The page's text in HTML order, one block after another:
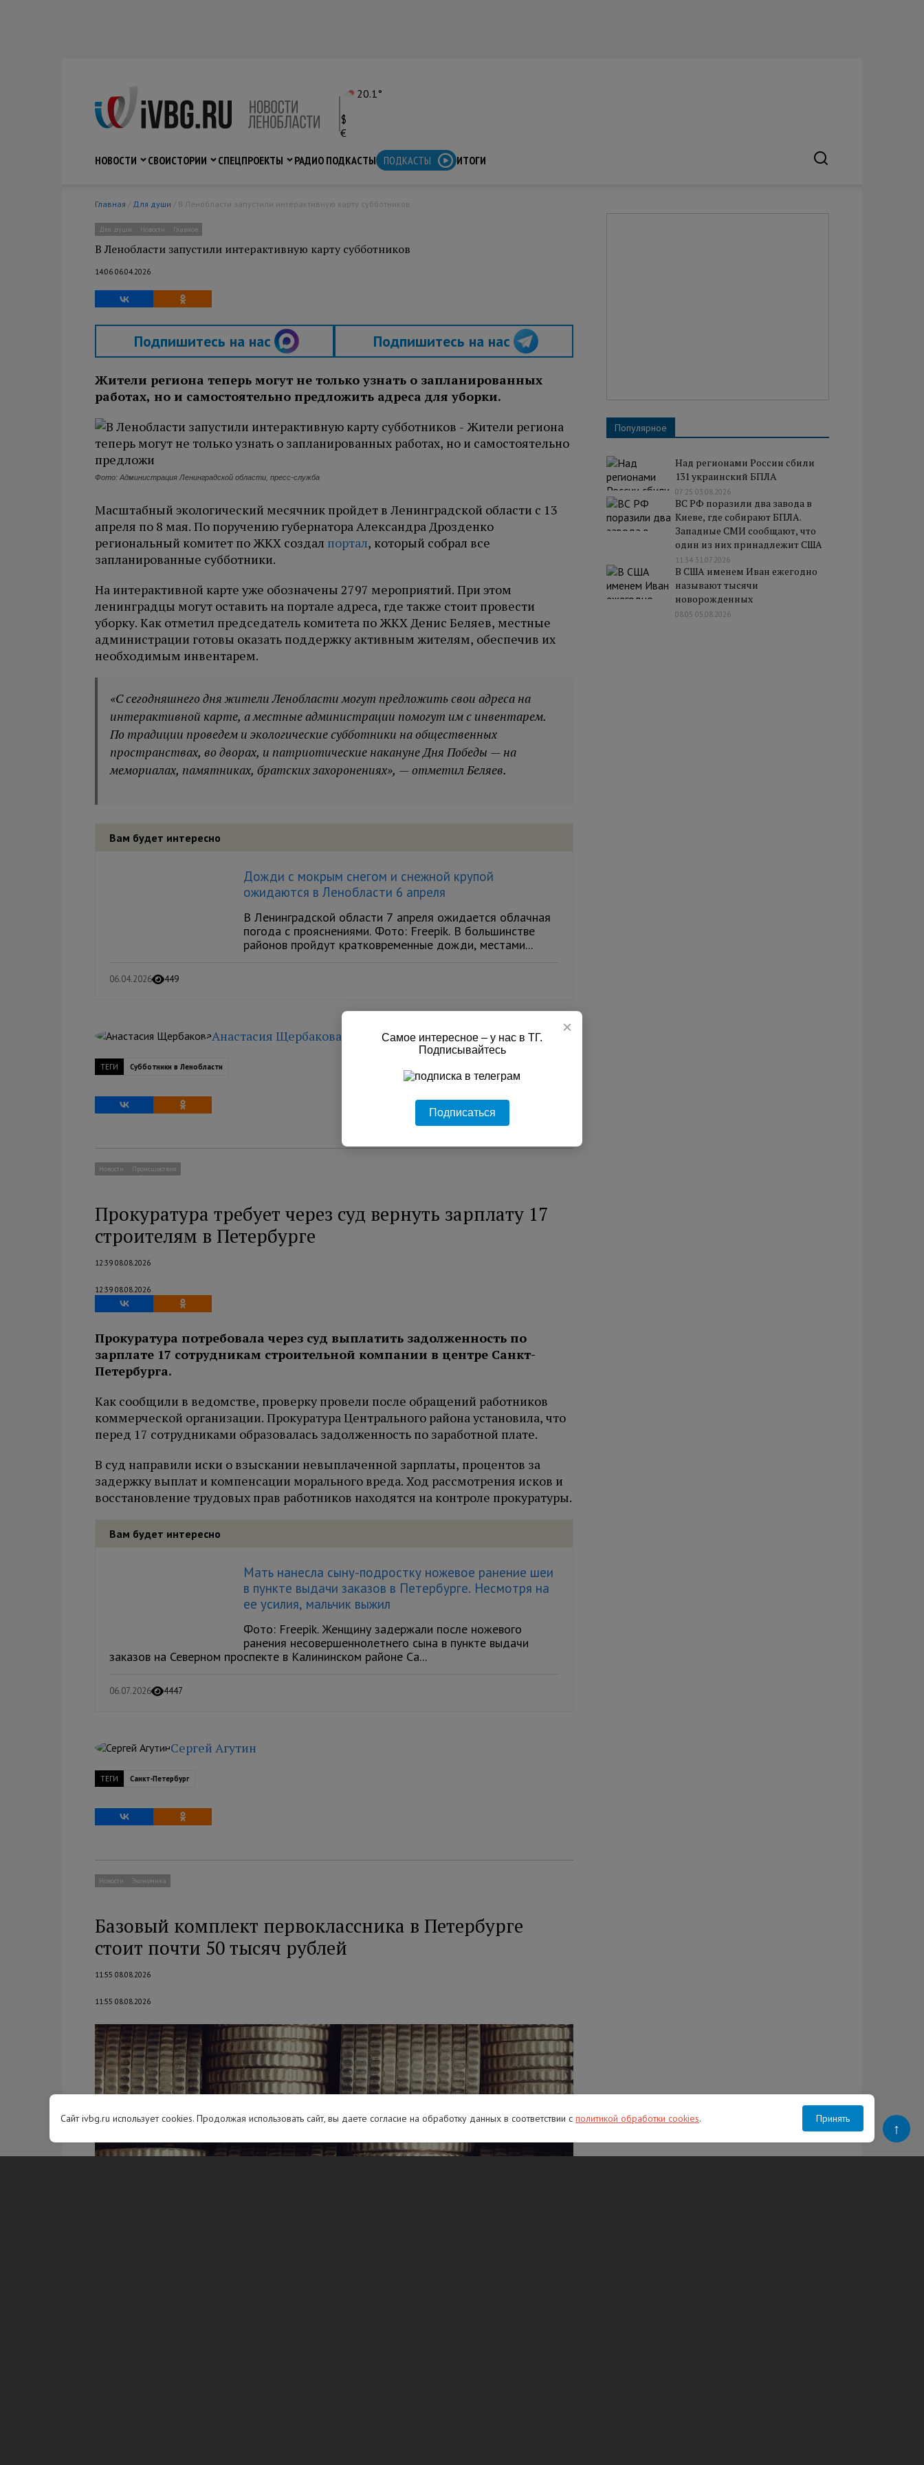
20.1°
$
€
НОВОСТИ
СВОИСТОРИИ СПЕЦПРОЕКТЫ РАДИО ПОДКАСТЫ ПОДКАСТЫ ИТОГИ
Главная / Для души / В Ленобласти запустили интерактивную карту субботников
Для души Новости Главное
В Ленобласти запустили интерактивную карту субботников
14:06 06.04.2026
Подпишитесь на нас Подпишитесь на нас
Жители региона теперь могут не только узнать о запланированных
работах, но и самостоятельно предложить адреса для уборки.
Фото: Администрация Ленинградской области, пресс-служба
Масштабный экологический месячник пройдет в Ленинградской области с 13
апреля по 8 мая. По поручению губернатора Александра Дрозденко
региональный комитет по ЖКХ создал портал, который собрал все
запланированные субботники.
На интерактивной карте уже обозначены 2797 мероприятий. При этом
ленинградцы могут оставить на портале адреса, где также стоит провести
уборку. Как отметил председатель комитета по ЖКХ Денис Беляев, местные
администрации готовы оказать поддержку активным жителям, обеспечив их
необходимым инвентарем.
«С сегодняшнего дня жители Ленобласти могут предложить свои адреса на
интерактивной карте, а местные администрации помогут им с инвентарем.
По традиции проведем и экологические субботники на общественных
пространствах, во дворах, и патриотические накануне Дня Победы — на
мемориалах, памятниках, братских захоронениях», — отметил Беляев.
Вам будет интересно
Дожди с мокрым снегом и снежной крупой
ожидаются в Ленобласти 6 апреля
В Ленинградской области 7 апреля ожидается облачная
погода с прояснениями. Фото: Freepik. В большинстве
районов пройдут кратковременные дожди, местами...
06.04.2026 449
Анастасия Щербакова
ТЕГИ Субботники в Ленобласти
Новости Происшествия
Прокуратура требует через суд вернуть зарплату 17
строителям в Петербурге
12:39 08.08.2026
12:39 08.08.2026
Прокуратура потребовала через суд выплатить задолженность по
зарплате 17 сотрудникам строительной компании в центре Санкт-
Петербурга.
Как сообщили в ведомстве, проверку провели после обращений работников
коммерческой организации. Прокуратура Центрального района установила, что
перед 17 сотрудниками образовалась задолженность по заработной плате.
В суд направили иски о взыскании невыплаченной зарплаты, процентов за
задержку выплат и компенсации морального вреда. Ход рассмотрения исков и
восстановление трудовых прав работников находятся на контроле прокуратуры.
Вам будет интересно
Мать нанесла сыну-подростку ножевое ранение шеи
в пункте выдачи заказов в Петербурге. Несмотря на
ее усилия, мальчик выжил
Фото: Freepik. Женщину задержали после ножевого
ранения несовершеннолетнего сына в пункте выдачи
заказов на Северном проспекте в Калининском районе Са...
06.07.2026 4447
Сергей Агутин
ТЕГИ Санкт-Петербург
Новости Экономика
Базовый комплект первоклассника в Петербурге
стоит почти 50 тысяч рублей
11:55 08.08.2026
11:55 08.08.2026
Популярное
Над регионами России сбили
131 украинский БПЛА
07:25 03.08.2026
ВС РФ поразили два завода в
Киеве, где собирают БПЛА.
Западные СМИ сообщают, что
один из них принадлежит США
11:34 31.07.2026
В США именем Иван ежегодно
называют тысячи
новорожденных
08:05 05.08.2026
×
Самое интересное – у нас в ТГ.
Подписывайтесь
Подписаться
Сайт ivbg.ru использует cookies. Продолжая использовать сайт, вы даете согласие на обработку данных в соответствии с политикой обработки cookies. Принять
↑